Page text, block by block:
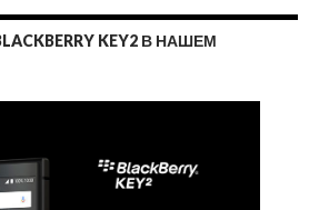
KEY2 В НАШЕМ